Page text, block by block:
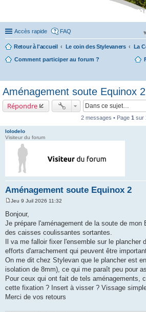
Stylevan - Vans
Accès rapide FAQ
Retour à l'accueil Le coin des Stylevaners
Comment participer au forum ?
Aménagement soute Equinox 2
Répondre
2 messages • Page 1 sur
lolodelo
Visiteur du forum
Aménagement soute Equinox 2
s
s
g
e
Jeu 9 Juil 2026 11:32
Bonjour,
Je prépare l'aménagement de la soute de mon
des caisses coulissantes sortantes.
Il va me falloir fixer l'ensemble sur le plancher
efforts d'arrachement qui peuvent être
On me dit chez Stylevan que le plancher est
isolation de 8mm), ce qui me paraît peu pour
Pour ceux qui ont fait de tels aménagements,
cette fixation ? Insert à visser ? Vissage
Merci de vos retours